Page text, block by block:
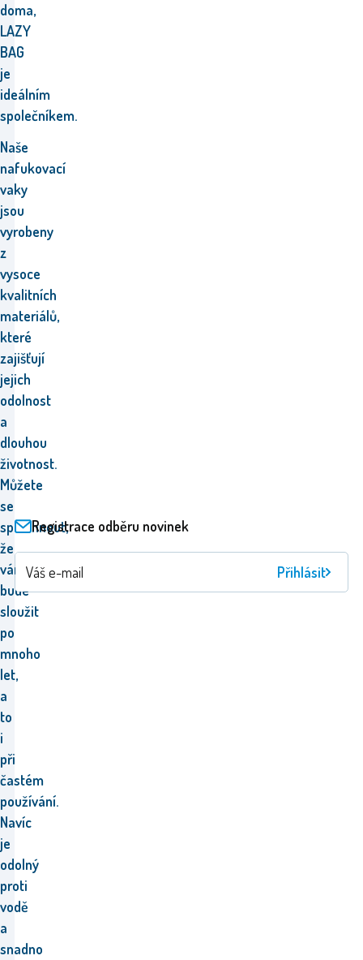
doma,
LAZY
BAG
je
ideálním
společníkem.
Naše
nafukovací
vaky
jsou
vyrobeny
z
vysoce
kvalitních
materiálů,
které
zajišťují
jejich
odolnost
a
dlouhou
životnost.
Můžete
se
spolehnout,
že
vám
bude
sloužit
po
mnoho
let,
a
to
i
při
častém
používání.
Navíc
je
odolný
proti
vodě
a
snadno
Registrace odběru novinek
Přihlásit